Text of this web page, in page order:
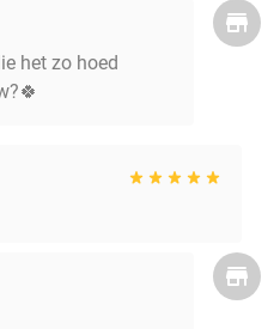
het zo hoed